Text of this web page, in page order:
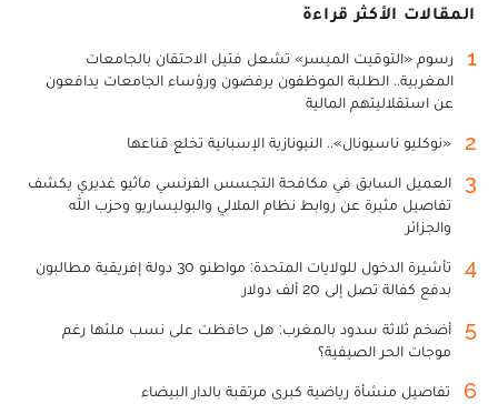
المقالات الأكثر قراءة
1
رسوم «التوقيت الميسر» تشعل فتيل الاحتقان بالجامعات
المغربية.. الطلبة الموظفون يرفضون ورؤساء الجامعات يدافعون
عن استقلاليتهم المالية
2 «نوكليو ناسيونال».. النيونازية الإسبانية تخلع قناعها
3
العميل السابق في مكافحة التجسس الفرنسي ماثيو غديري يكشف
تفاصيل مثيرة عن روابط نظام الملالي والبوليساريو وحزب الله
والجزائر
4
تأشيرة الدخول للولايات المتحدة: مواطنو 30 دولة إفريقية مطالبون
بدفع كفالة تصل إلى 20 ألف دولار
5
أضخم ثلاثة سدود بالمغرب: هل حافظت على نسب ملئها رغم
موجات الحر الصيفية؟
6 تفاصيل منشأة رياضية كبرى مرتقبة بالدار البيضاء